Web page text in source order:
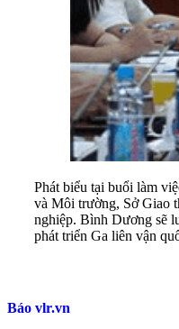
Phát biểu tại buổi làm
và Môi trường, Sở Giao
nghiệp. Bình Dương sẽ
phát triển Ga liên vận
Báo vlr.vn